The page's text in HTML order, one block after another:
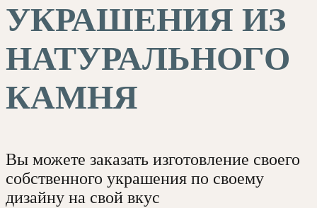
УКРАШЕНИЯ ИЗ
НАТУРАЛЬНОГО
КАМНЯ
Вы можете заказать изготовление своего
собственного украшения по своему
дизайну на свой вкус